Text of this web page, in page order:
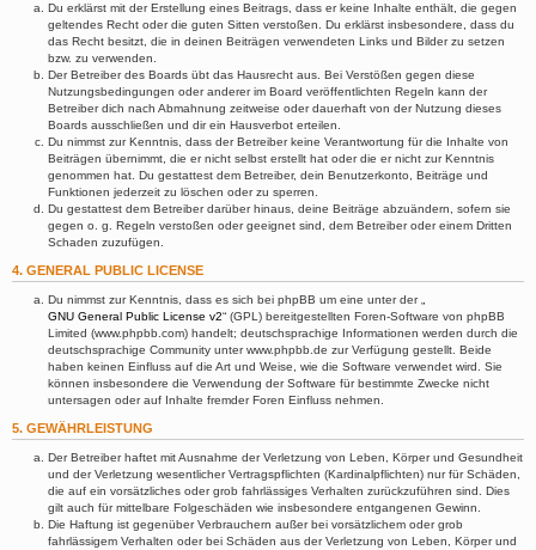
Du erklärst mit der Erstellung eines Beitrags, dass er keine Inhalte enthält, die gegen
geltendes Recht oder die guten Sitten verstoßen. Du erklärst insbesondere, dass du
das Recht besitzt, die in deinen Beiträgen verwendeten Links und Bilder zu setzen
bzw. zu verwenden.
Der Betreiber des Boards übt das Hausrecht aus. Bei Verstößen gegen diese
Nutzungsbedingungen oder anderer im Board veröffentlichten Regeln kann der
Betreiber dich nach Abmahnung zeitweise oder dauerhaft von der Nutzung dieses
Boards ausschließen und dir ein Hausverbot erteilen.
Du nimmst zur Kenntnis, dass der Betreiber keine Verantwortung für die Inhalte von
Beiträgen übernimmt, die er nicht selbst erstellt hat oder die er nicht zur Kenntnis
genommen hat. Du gestattest dem Betreiber, dein Benutzerkonto, Beiträge und
Funktionen jederzeit zu löschen oder zu sperren.
Du gestattest dem Betreiber darüber hinaus, deine Beiträge abzuändern, sofern sie
gegen o. g. Regeln verstoßen oder geeignet sind, dem Betreiber oder einem Dritten
Schaden zuzufügen.
4. GENERAL PUBLIC LICENSE
Du nimmst zur Kenntnis, dass es sich bei phpBB um eine unter der „
GNU General Public License v2“ (GPL) bereitgestellten Foren-Software von phpBB
Limited (www.phpbb.com) handelt; deutschsprachige Informationen werden durch die
deutschsprachige Community unter www.phpbb.de zur Verfügung gestellt. Beide
haben keinen Einfluss auf die Art und Weise, wie die Software verwendet wird. Sie
können insbesondere die Verwendung der Software für bestimmte Zwecke nicht
untersagen oder auf Inhalte fremder Foren Einfluss nehmen.
5. GEWÄHRLEISTUNG
Der Betreiber haftet mit Ausnahme der Verletzung von Leben, Körper und Gesundheit
und der Verletzung wesentlicher Vertragspflichten (Kardinalpflichten) nur für Schäden,
die auf ein vorsätzliches oder grob fahrlässiges Verhalten zurückzuführen sind. Dies
gilt auch für mittelbare Folgeschäden wie insbesondere entgangenen Gewinn.
Die Haftung ist gegenüber Verbrauchern außer bei vorsätzlichem oder grob
fahrlässigem Verhalten oder bei Schäden aus der Verletzung von Leben, Körper und